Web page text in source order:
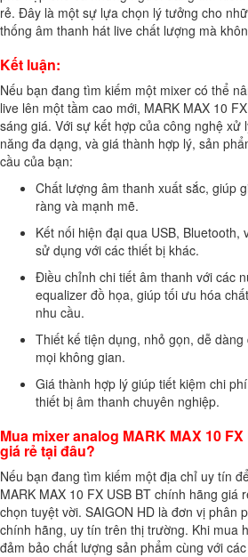
rẻ. Đây là một sự lựa chọn lý tưởng cho
thống âm thanh hát live chất lượng mà
Kết luận:
Nếu bạn đang tìm kiếm một mixer có thể
live lên một tầm cao mới, MARK MAX 10
sáng giá. Với sự kết hợp của công nghệ xử
năng đa dạng, và giá thành hợp lý, sản
cầu của bạn:
Chất lượng âm thanh xuất sắc, giúp
ràng và mạnh mẽ.
Kết nối hiện đại qua USB, Bluetooth,
sử dụng với các thiết bị khác.
Điều chỉnh chi tiết âm thanh với các
equalizer đồ họa, giúp tối ưu hóa
nhu cầu.
Thiết kế tiện dụng, nhỏ gọn, dễ
mọi không gian.
Giá thành hợp lý giúp tiết kiệm chi
thiết bị âm thanh chuyên nghiệp.
Mua mixer analog MARK MAX 10
giá rẻ tại đâu?
Nếu bạn đang tìm kiếm một địa chỉ uy tín
MARK MAX 10 FX USB BT chính hãng giá
chọn tuyệt vời. SAIGON HD là đơn vị phân
chính hãng, uy tín trên thị trường. Khi mua
đảm bảo chất lượng sản phẩm cùng với